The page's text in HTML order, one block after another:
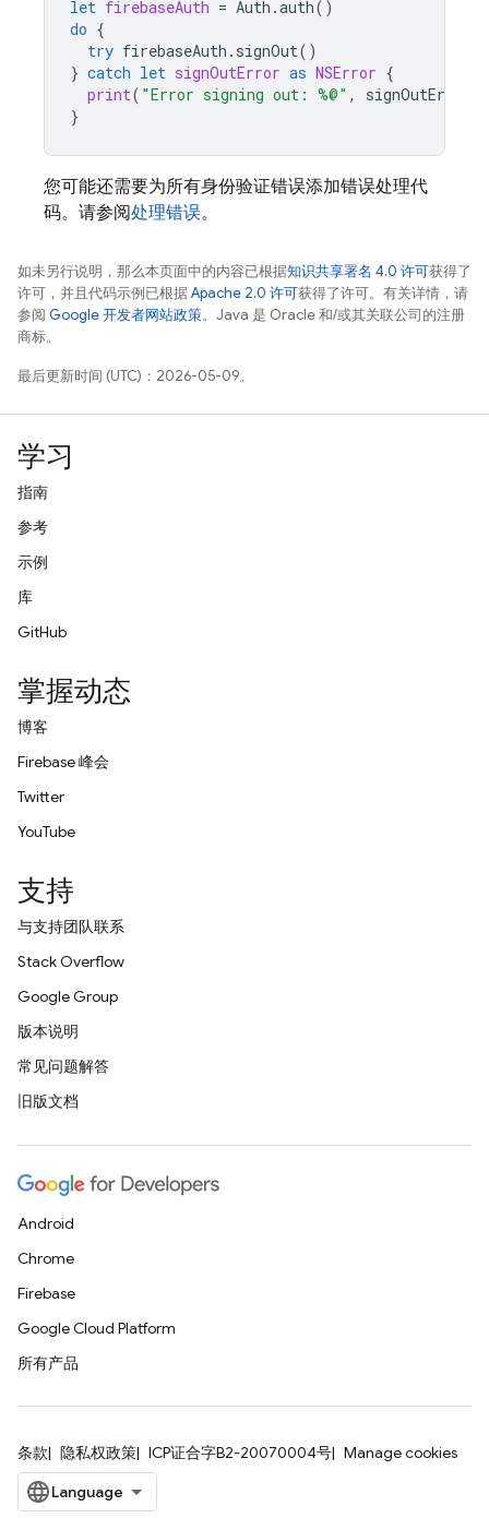
let firebaseAuth = Auth .auth()
do {
try firebaseAuth . signOut()
} catch let signOutError as NSError {
print( "Error signing out: %@" , signOutError
}
您可能还需要为所有身份验证错误添加错误处理代
码。请参阅处理错误。
如未另行说明，那么本页面中的内容已根据知识共享署名 4.0 许可获得了
许可，并且代码示例已根据Apache 2.0 许可获得了许可。有关详情，请
参阅 Google 开发者网站政策。Java 是 Oracle 和/或其关联公司的注册
商标。
最后更新时间 (UTC)：2026-05-09。
学习
指南
参考
示例
库
GitHub
掌握动态
博客
Firebase 峰会
Twitter
YouTube
支持
与支持团队联系
Stack Overflow
Google Group
版本说明
常见问题解答
旧版文档
Android
Chrome
Firebase
Google Cloud Platform
所有产品
条款 隐私权政策 ICP证合字B2-20070004号 Manage cookies